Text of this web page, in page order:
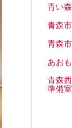
青い
青森
青森
あお
青森
準備室